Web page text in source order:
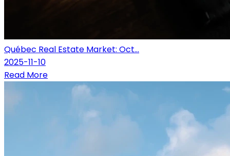
Québec Real Estate Market: Oct...
2025-11-10
Read More